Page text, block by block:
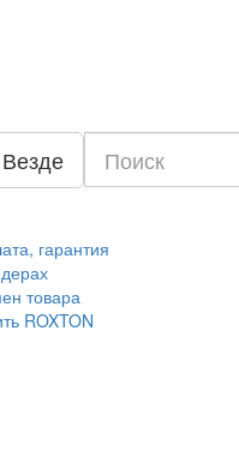
Везде
гарантия
товара
ROXTON